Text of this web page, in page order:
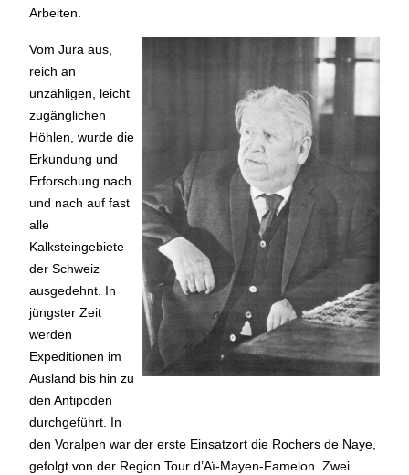
Arbeiten.
Vom Jura aus,
reich an
unzähligen, leicht
zugänglichen
Höhlen, wurde die
Erkundung und
Erforschung nach
und nach auf fast
alle
Kalksteingebiete
der Schweiz
ausgedehnt. In
jüngster Zeit
werden
Expeditionen im
Ausland bis hin zu
den Antipoden
durchgeführt. In
den Voralpen war der erste Einsatzort die Rochers de Naye,
gefolgt von der Region Tour d’Aï-Mayen-Famelon. Zwei